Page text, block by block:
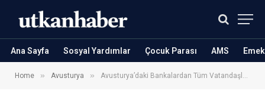
Ana Sayfa Sosyal Yardımlar Çocuk Parası AMS
Home » Avusturya » Avusturya’daki Bankalardan Tüm Vatandaşlara Önemli Uyarı